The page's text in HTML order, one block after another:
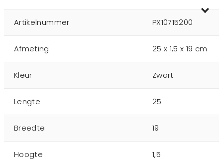
Artikelnummer PX10715200
Afmeting 25 x 1,5 x 19 cm
Kleur Zwart
Lengte 25
Breedte 19
Hoogte 1,5